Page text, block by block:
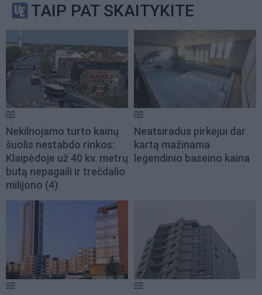
TAIP PAT SKAITYKITE
Nekilnojamo turto kainų
šuolis nestabdo rinkos:
Klaipėdoje už 40 kv. metrų
butą nepagaili ir trečdalio
milijono (4)
Neatsiradus pirkėjui dar
kartą mažinama
legendinio baseino kaina